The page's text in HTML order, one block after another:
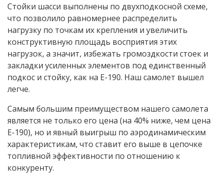
Стойки шасси выполнены по двухподкосной схеме,
что позволило равномернее распределить
нагрузку по точкам их крепления и увеличить
конструктивную площадь восприятия этих
нагрузок, а значит, избежать громоздкости стоек и
закладки усиленных элементов под единственный
подкос и стойку, как на E-190. Наш самолет вышел
легче.
Самым большим преимуществом нашего самолета
является не только его цена (на 40% ниже, чем цена
E-190), но и явный выигрыш по аэродинамическим
характеристикам, что ставит его выше в цепочке
топливной эффективности по отношению к
конкуренту.